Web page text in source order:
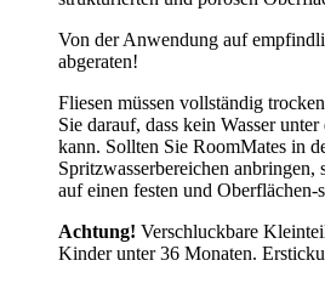
Von der Anwendung auf
abgeraten!
Fliesen müssen vollständig
Sie darauf, dass kein Wasser
kann. Sollten Sie RoomMates in
Spritzwasserbereichen anbringen,
auf einen festen und Oberflächen-
Achtung! Verschluckbare
Kinder unter 36 Monaten.